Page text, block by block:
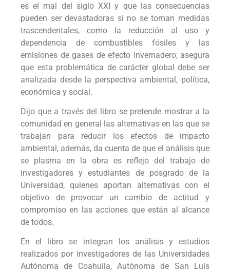
es el mal del siglo XXI y que las consecuencias
pueden ser devastadoras si no se toman medidas
trascendentales, como la reducción al uso y
dependencia de combustibles fósiles y las
emisiones de gases de efecto invernadero; asegura
que esta problemática de carácter global debe ser
analizada desde la perspectiva ambiental, política,
económica y social.
Dijo que a través del libro se pretende mostrar a la
comunidad en general las alternativas en las que se
trabajan para reducir los efectos de impacto
ambiental, además, da cuenta de que el análisis que
se plasma en la obra es reflejo del trabajo de
investigadores y estudiantes de posgrado de la
Universidad, quienes aportan alternativas con el
objetivo de provocar un cambio de actitud y
compromiso en las acciones que están al alcance
de todos.
En el libro se integran los análisis y estudios
realizados por investigadores de las Universidades
Autónoma de Coahuila, Autónoma de San Luis